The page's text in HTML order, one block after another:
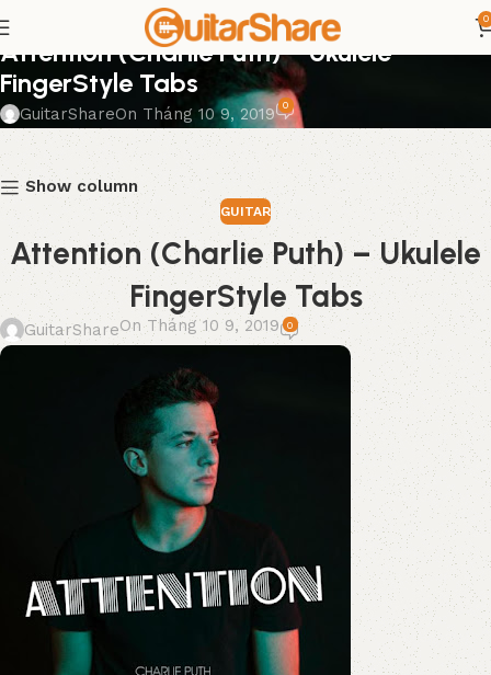
0
GUITAR
Attention (Charlie Puth) – Ukulele
FingerStyle Tabs
GuitarShareOn Tháng 10 9, 2019 0
Show column
GUITAR
Attention (Charlie Puth) – Ukulele
FingerStyle Tabs
GuitarShareOn Tháng 10 9, 2019 0